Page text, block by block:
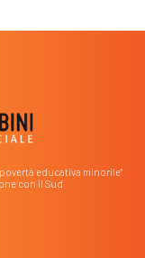
educativa minorile"
con il Sud